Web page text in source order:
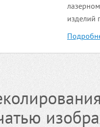
изделий